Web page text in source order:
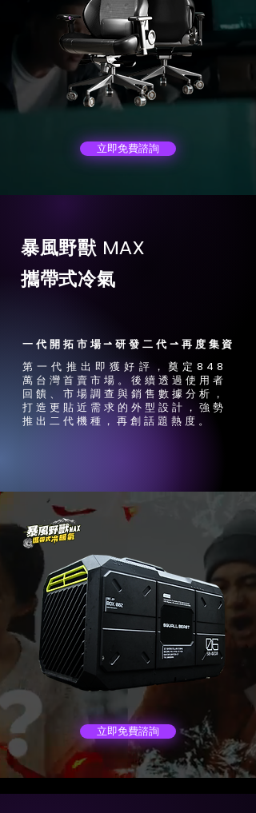
立即免費諮詢
暴風野獸 MAX
攜帶式冷氣
一代開拓市場⇀研發二代⇀再度集資
第一代推出即獲好評，奠定848
萬台灣首賣市場。後續透過使用者
回饋、市場調查與銷售數據分析，
打造更貼近需求的外型設計，強勢
推出二代機種，再創話題熱度。
立即免費諮詢